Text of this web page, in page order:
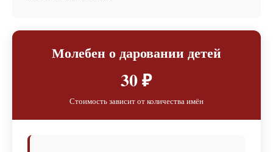
Молебен о даровании детей
30 ₽
Стоимость зависит от количества имён